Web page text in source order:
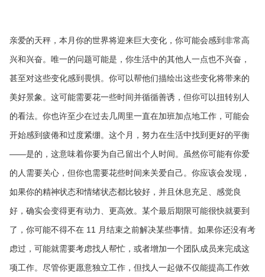
亲爱的天秤，本月你的世界将迎来巨大变化，你可能会感到非常高
兴和兴奋。唯一的问题可能是，你生活中的其他人一点也不兴奋，
甚至对这些变化感到畏惧。你可以帮他们描绘出这些变化将带来的
美好景象。这可能需要花一些时间并循循善诱，但你可以扭转别人
的看法。你也许至少在过去几周里一直在加班加点地工作，可能会
开始感到疲倦和过度紧绷。这个月，努力在生活中找到更好的平衡
——是的，这意味着你要为自己留出个人时间。虽然你可能有你爱
的人需要关心，但你也需要花些时间来关爱自己。你应该会发现，
如果你的精神状态和情绪状态都比较好，并且休息充足、感觉良
好，确实会变得更有动力、更高效。某个最后期限可能很快就要到
了，你可能不得不在 11 月结束之前解决某些事情。如果你还没有考
虑过，可能就需要考虑找人帮忙，或者增加一个团队成员来完成这
项工作。尽管你更愿意独立工作，但找人一起做不仅能提高工作效